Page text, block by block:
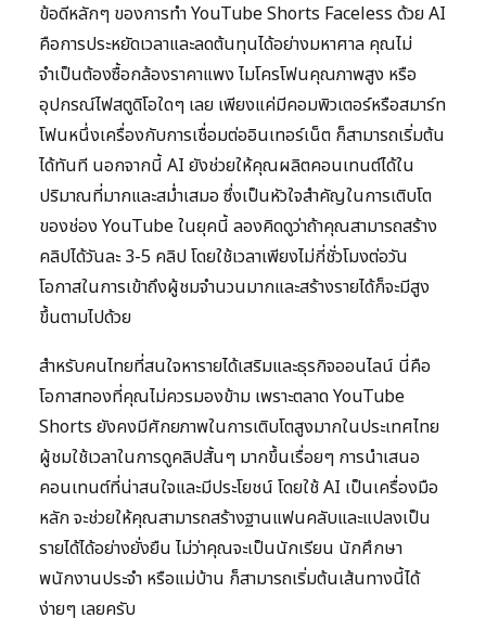
ข้อดีหลักๆ ของการทำ YouTube Shorts Faceless ด้วย AI
คือการประหยัดเวลาและลดต้นทุนได้อย่างมหาศาล คุณไม่
จำเป็นต้องซื้อกล้องราคาแพง ไมโครโฟนคุณภาพสูง หรือ
อุปกรณ์ไฟสตูดิโอใดๆ เลย เพียงแค่มีคอมพิวเตอร์หรือสมาร์ท
โฟนหนึ่งเครื่องกับการเชื่อมต่ออินเทอร์เน็ต ก็สามารถเริ่มต้น
ได้ทันที นอกจากนี้ AI ยังช่วยให้คุณผลิตคอนเทนต์ได้ใน
ปริมาณที่มากและสม่ำเสมอ ซึ่งเป็นหัวใจสำคัญในการเติบโต
ของช่อง YouTube ในยุคนี้ ลองคิดดูว่าถ้าคุณสามารถสร้าง
คลิปได้วันละ 3-5 คลิป โดยใช้เวลาเพียงไม่กี่ชั่วโมงต่อวัน
โอกาสในการเข้าถึงผู้ชมจำนวนมากและสร้างรายได้ก็จะมีสูง
ขึ้นตามไปด้วย
สำหรับคนไทยที่สนใจหารายได้เสริมและธุรกิจออนไลน์ นี่คือ
โอกาสทองที่คุณไม่ควรมองข้าม เพราะตลาด YouTube
Shorts ยังคงมีศักยภาพในการเติบโตสูงมากในประเทศไทย
ผู้ชมใช้เวลาในการดูคลิปสั้นๆ มากขึ้นเรื่อยๆ การนำเสนอ
คอนเทนต์ที่น่าสนใจและมีประโยชน์ โดยใช้ AI เป็นเครื่องมือ
หลัก จะช่วยให้คุณสามารถสร้างฐานแฟนคลับและแปลงเป็น
รายได้ได้อย่างยั่งยืน ไม่ว่าคุณจะเป็นนักเรียน นักศึกษา
พนักงานประจำ หรือแม่บ้าน ก็สามารถเริ่มต้นเส้นทางนี้ได้
ง่ายๆ เลยครับ